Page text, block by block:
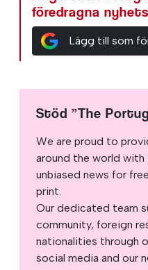
föredragna
Lägg till som
Stöd ”The
We are proud to
around the world
unbiased news for
print.
Our dedicated team
community, foreign
nationalities through
social media and our